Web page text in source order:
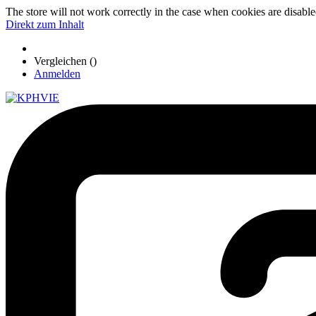
The store will not work correctly in the case when cookies are
Direkt zum Inhalt
Vergleichen ()
Anmelden